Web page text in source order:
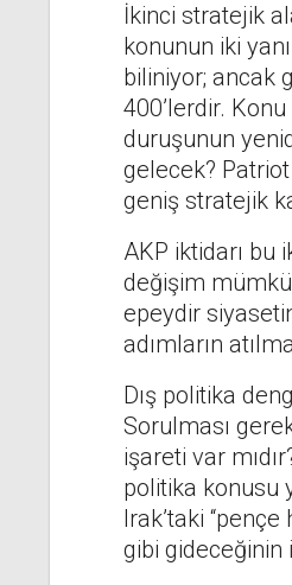
İkinci stratejik
konunun iki
biliniyor; ancak
400’lerdir.
duruşunun
gelecek? Patriot
geniş stratejik
AKP iktidarı bu
değişim
epeydir
adımların
Dış politika
Sorulması
işareti var
politika konusu
Irak’taki “pençe
gibi gideceğinin